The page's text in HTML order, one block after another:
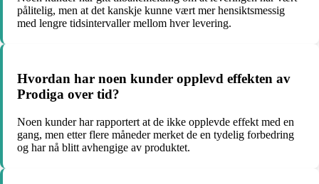
pålitelig, men at det kanskje kunne vært mer hensiktsmessig
med lengre tidsintervaller mellom hver levering.
Hvordan har noen kunder opplevd effekten av
Prodiga over tid?
Noen kunder har rapportert at de ikke opplevde effekt med en
gang, men etter flere måneder merket de en tydelig forbedring
og har nå blitt avhengige av produktet.